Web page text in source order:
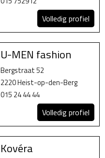
Volledig profiel
U-MEN fashion
Bergstraat 52
2220 Heist-op-den-Berg
015 24 44 44
Volledig profiel
Kovéra